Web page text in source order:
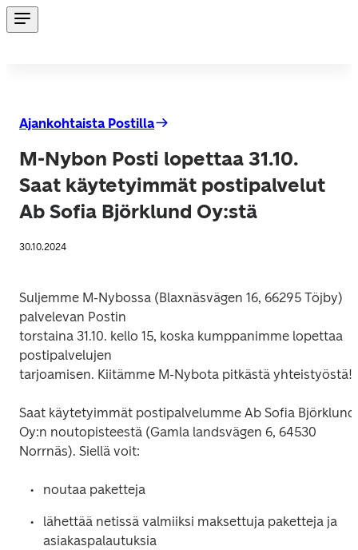
Ajankohtaista Postilla
M-Nybon Posti lopettaa 31.10.
Saat käytetyimmät postipalvelut
Ab Sofia Björklund Oy:stä
30.10.2024
Suljemme M-Nybossa (Blaxnäsvägen 16, 66295 Töjby)
palvelevan Postin
torstaina 31.10. kello 15, koska kumppanimme lopettaa
postipalvelujen
tarjoamisen. Kiitämme M-Nybota pitkästä yhteistyöstä!
Saat käytetyimmät postipalvelumme Ab Sofia Björklund
Oy:n noutopisteestä (Gamla landsvägen 6, 64530
Norrnäs). Siellä voit:
noutaa paketteja
lähettää netissä valmiiksi maksettuja paketteja ja
asiakaspalautuksia